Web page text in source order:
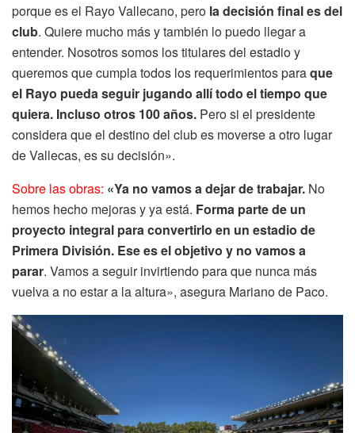
porque es el Rayo Vallecano, pero la decisión final es del
club. Quiere mucho más y también lo puedo llegar a
entender. Nosotros somos los titulares del estadio y
queremos que cumpla todos los requerimientos paraque
el Rayo pueda seguir jugando allí todo el tiempo que
quiera. Incluso otros 100 años. Pero si el presidente
considera que el destino del club es moverse a otro lugar
de Vallecas, es su decisión».
Sobre las obras: «Ya no vamos a dejar de trabajar. No
hemos hecho mejoras y ya está. Forma parte de un
proyecto integral para convertirlo en un estadio de
Primera División. Ese es el objetivo y no vamos a
parar. Vamos a seguir invirtiendo para que nunca más
vuelva a no estar a la altura», asegura Mariano de Paco.